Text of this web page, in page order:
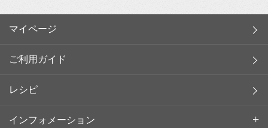
マイページ
ご利用ガイド
レシピ
インフォメーション